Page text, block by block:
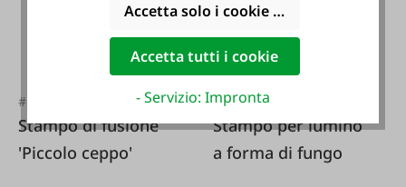
#FA116890
Stampo di fusione
'Piccolo ceppo'
#FA116338
Stampo per lumino
a forma di fungo
Accetta solo i cookie funzionali
Accetta tutti i cookie
- Servizio: Impronta